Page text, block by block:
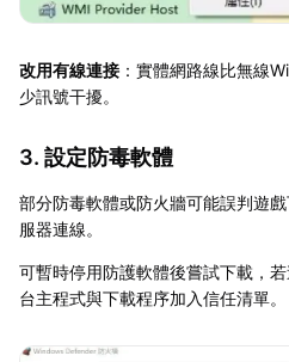
改用有線連接 ：實體網路線比無線
少訊號干擾。
3. 設定防毒軟體
部分防毒軟體或防火牆可能誤判遊
服器連線。
可暫時停用防護軟體後嘗試下載，
台主程式與下載程序加入信任清單。